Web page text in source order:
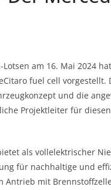
am 16. Mai 2024
fuel cell
und die
Projektleiter für
als vollelektrischer
für nachhaltige und
Antrieb mit